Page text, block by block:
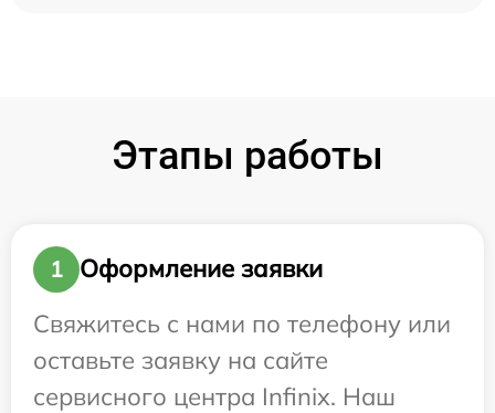
Этапы работы
1
Оформление заявки
Свяжитесь с нами по телефону или
оставьте заявку на сайте
сервисного центра Infinix. Наш